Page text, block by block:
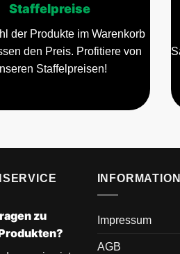
Staffelpreise
der Produkte im Warenkorb
den Preis. Profitiere von
Staffelpreisen!
zu
Impressum
AGB